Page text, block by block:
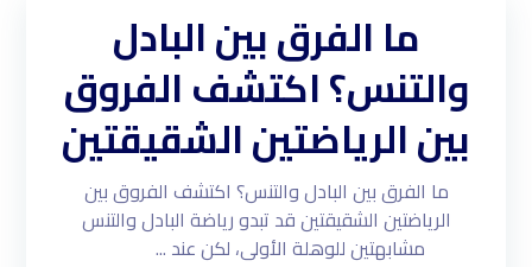
ما الفرق بين البادل
والتنس؟ اكتشف الفروق
بين الرياضتين الشقيقتين
ما الفرق بين البادل والتنس؟ اكتشف الفروق بين
الرياضتين الشقيقتين قد تبدو رياضة البادل والتنس
مشابهتين للوهلة الأولى، لكن عند ...